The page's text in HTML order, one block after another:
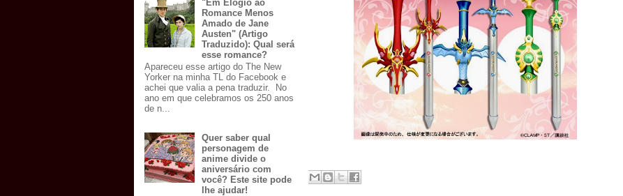
"Em Elogio ao
Romance Menos
Amado de Jane
Austen" (Artigo
Traduzido): Qual será
esse romance?
Apareceu esse artigo do The New
Yorker na minha TL do Facebook e
achei que valia a pena traduzir. No
ano em que celebramos os 250 anos
de n...
Quer saber qual
personagem de
anime divide o
aniversário com
você? Este site pode
lhe ajudar!